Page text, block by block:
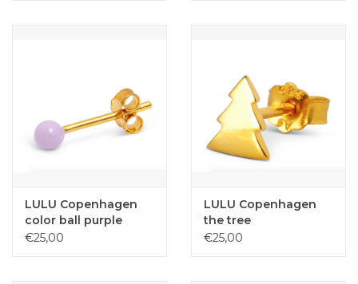
LULU Copenhagen
color ball purple
€25,00
LULU Copenhagen
the tree
€25,00